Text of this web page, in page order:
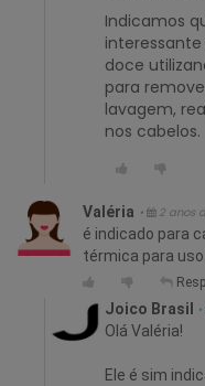
Indicamos
doce
para
lavagem,
nos cabelos.
Valéria • 2 anos
é indicado para
térmica para
Joico Brasil •
Olá Valéria!
Ele é sim